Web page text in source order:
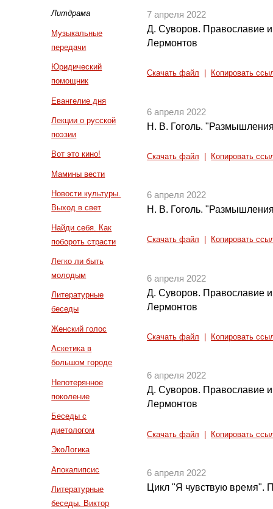
Литдрама
Музыкальные
передачи
Юридический
помощник
Евангелие дня
Лекции о русской
поэзии
Вот это кино!
Мамины вести
Новости культуры.
Выход в свет
Найди себя. Как
побороть страсти
Легко ли быть
молодым
Литературные
беседы
Женский голос
Аскетика в
большом городе
Непотерянное
поколение
Беседы с
диетологом
ЭкоЛогика
Апокалипсис
Литературные
беседы. Виктор
7 апреля 2022
Д. Суворов. Православие и
Лермонтов
Скачать файл Копировать
6 апреля 2022
Н. В. Гоголь.
Скачать файл Копировать
6 апреля 2022
Н. В. Гоголь.
Скачать файл Копировать
6 апреля 2022
Д. Суворов. Православие и
Лермонтов
Скачать файл Копировать
6 апреля 2022
Д. Суворов. Православие и
Лермонтов
Скачать файл Копировать
6 апреля 2022
Цикл "Я чувствую время".